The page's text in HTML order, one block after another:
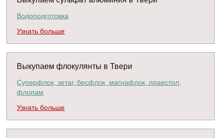
Водоподготовка
Узнать больше
Выкупаем флокулянты в Твери
Суперфлок, зетаг, бесфлок, магнафлок, праестол,
флопам
Узнать больше